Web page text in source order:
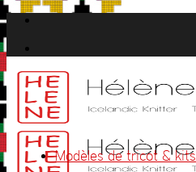
Passer
au
contenu
Modèles de tricot & kits